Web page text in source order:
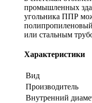
промышленных
угольника ППР
или стальным
Характеристики
Вид
Производитель
Внутренний